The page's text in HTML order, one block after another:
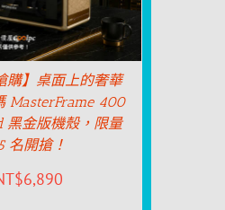
購】桌面上的奢華
MasterFrame 400
黑金版機殼，限量
名開搶！
6,890